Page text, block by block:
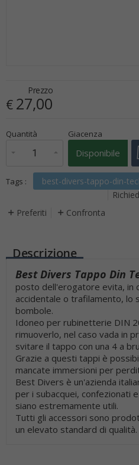
Prezzo
€ 27,00
x1 Prezzo finale:€27,00
Quantità Giacenza
Disponibile
Tags : best-divers-tappo-din-
Preferiti Confronta
Descrizione
Best Divers Tappo Din
posto dell'erogatore evita, in
accidentale o trafilamento, lo
bombole.
Idoneo per rubinetterie DIN
rimuoverlo, nel caso vada in
svitare il tappo con una 4 a
Grazie a questi tappi è
mancate immersioni per
Best Divers è un'azienda
per i subacquei, confezionati
siano estremamente utili.
Tutti gli accessori sono
un elevato standard di qualità.